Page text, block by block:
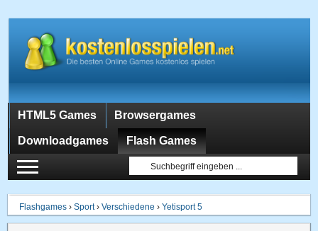
HTML5 Games Browsergames
Downloadgames Flash Games
Flashgames ›Sport›Verschiedene ›Yetisport 5